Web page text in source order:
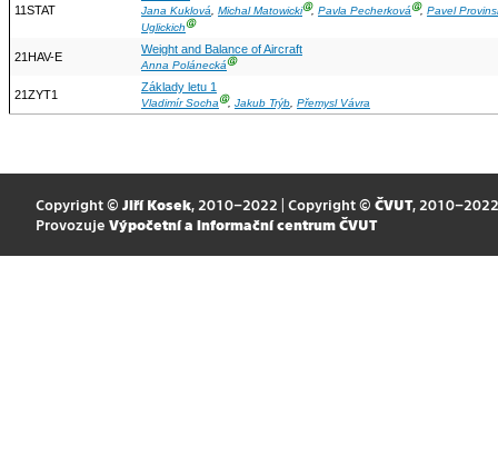
11STAT Jana Kuklová, Michal MatowickiⒼ, Pavla PecherkováⒼ, Pavel
UglickichⒼ
21HAV-E
Weight and Balance of Aircraft
Anna PoláneckáⒼ
21ZYT1
Základy letu 1
Vladimír SochaⒼ, Jakub Trýb, Přemysl Vávra
Copyright © Jiří Kosek, 2010–2022 | Copyright © ČVUT, 2010–2022
Provozuje Výpočetní a informační centrum ČVUT